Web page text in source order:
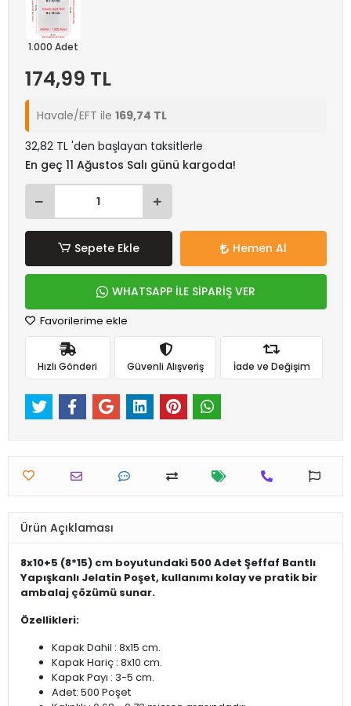
1.000 Adet
174,99 TL
Havale/EFT ile 169,74 TL
32,82 TL 'den başlayan taksitlerle
En geç 11 Ağustos Salı günü kargoda!
Sepete Ekle Hemen Al
WHATSAPP İLE SİPARİŞ VER
Favorilerime ekle
Hızlı Gönderi Güvenli Alışveriş İade ve Değişim
Ürün Açıklaması
8x10+5 (8*15) cm boyutundaki 500 Adet Şeffaf Bantlı
Yapışkanlı Jelatin Poşet, kullanımı kolay ve pratik bir
ambalaj çözümü sunar.
Özellikleri:
Kapak Dahil : 8x15 cm.
Kapak Hariç : 8x10 cm.
Kapak Payı : 3-5 cm.
Adet: 500 Poşet